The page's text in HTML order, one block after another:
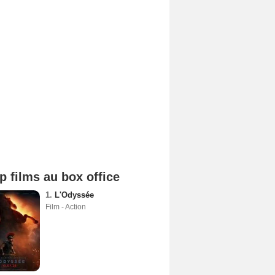
films au box office
1. L'Odyssée
Film - Action